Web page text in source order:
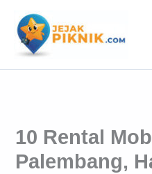
konten
10 Rental
Palembang,